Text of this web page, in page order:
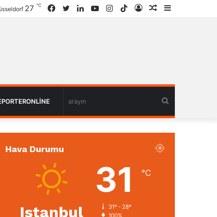
Rastgele
Giriş
TikTok
Instagram
YouTube
LinkedIn
Twitter
Facebook
27 ℃
Hava Durumu
Istanbul
31 ℃
31º - 28º
100%